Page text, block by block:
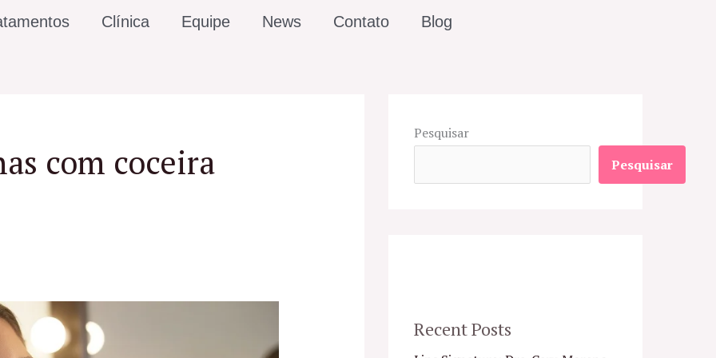
Clínica Equipe News Contato Blog
com coceira
Pesquisar
Pesquisar
Recent Posts